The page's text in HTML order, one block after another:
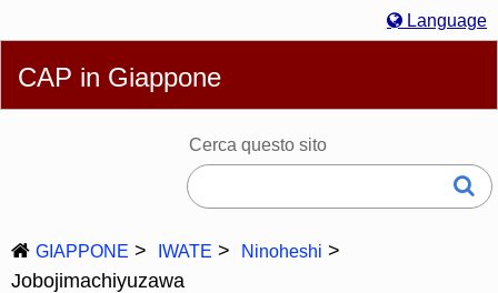
Language
Deutsch
Français Bahasa Melayu
日本語
CAP in Giappone
Cerca questo sito
GIAPPONE IWATE Ninoheshi
Jobojimachiyuzawa